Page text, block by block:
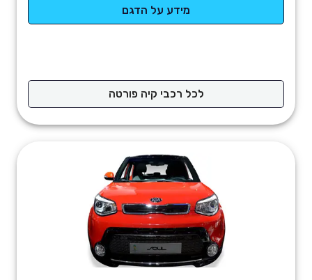
מידע על הדגם
לכל רכבי קיה פורטה